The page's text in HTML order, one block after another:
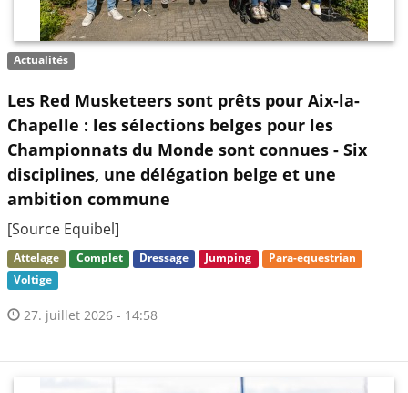
Actualités
Les Red Musketeers sont prêts pour Aix-la-
Chapelle : les sélections belges pour les
Championnats du Monde sont connues - Six
disciplines, une délégation belge et une
ambition commune
[Source Equibel]
Attelage Complet Dressage Jumping
Para-equestrian
Voltige
27. juillet 2026 - 14:58